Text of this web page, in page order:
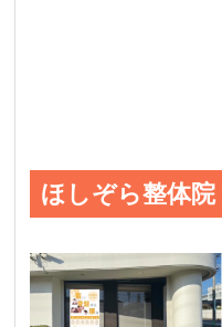
ほしぞら整体